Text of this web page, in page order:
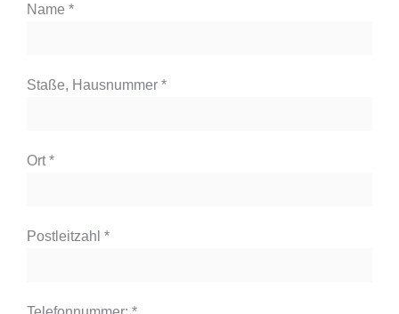
Name *
Staße, Hausnummer *
Ort*
Postleitzahl *